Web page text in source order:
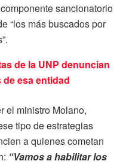
sancionatorio
“los más buscados por
de la UNP denuncian
esa entidad
el ministro Molano,
tipo de estrategias
a quienes cometan
“Vamos a habilitar los